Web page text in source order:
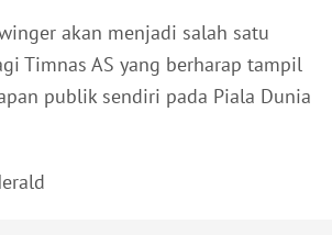
akan menjadi salah satu
Timnas AS yang berharap tampil
publik sendiri pada Piala Dunia